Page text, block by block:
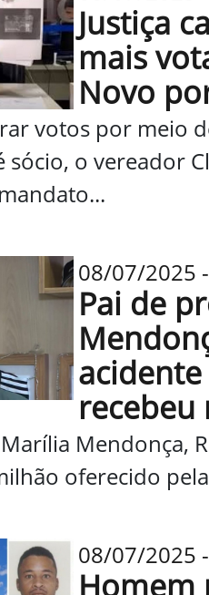
Justiça
mais
Novo
votos por meio
o vereador
08/07/2025
Pai de
recebeu
Mendonça,
oferecido
08/07/2025
Homem